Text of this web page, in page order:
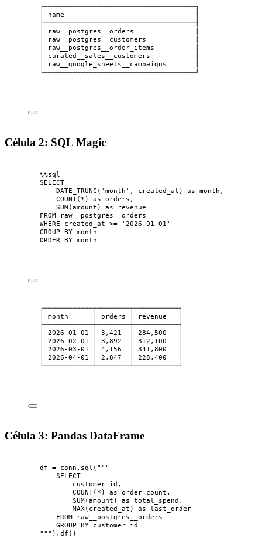
┌─────────────────────────────────────┐
│ name                                │
├─────────────────────────────────────┤
│ raw__postgres__orders               │
│ raw__postgres__customers            │
│ raw__postgres__order_items          │
│ curated__sales__customers           │
│ raw__google_sheets__campaigns       │
└─────────────────────────────────────┘
Célula 2: SQL Magic
%%sql
SELECT
DATE_TRUNC ( ' month ' , created_at ) as month,
COUNT( * ) as orders,
SUM(amount ) as revenue
FROM raw__postgres__orders
WHERE created_at >= ' 2026-01-01 '
GROUP BY month
ORDER BY month
┌────────────┬────────┬───────────┐
│ month      │ orders │ revenue   │
├────────────┼────────┼───────────┤
│ 2026-01-01 │ 3,421  │ 284,500   │
│ 2026-02-01 │ 3,892  │ 312,100   │
│ 2026-03-01 │ 4,156  │ 341,800   │
│ 2026-04-01 │ 2,847  │ 228,400   │
└────────────┴────────┴───────────┘
Célula 3: Pandas DataFrame
df = conn. sql ( """
SELECT
customer_id,
COUNT(*) as order_count,
SUM(amount) as total_spend,
MAX(created_at) as last_order
FROM raw__postgres__orders
GROUP BY customer_id
""" ). df ()